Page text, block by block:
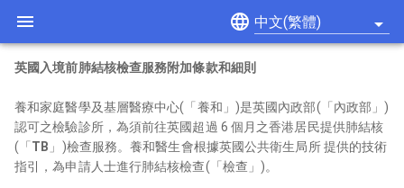
language 中文(繁體)
英國入境前肺結核檢查服務附加條款和細則
養和家庭醫學及基層醫療中心(「養和」)是英國內政部(「內政部」)
認可之檢驗診所，為須前往英國超過 6 個月之香港居民提供肺結核
(「 TB 」)檢查服務。養和醫生會根據英國公共衛生局所 提供的技術
指引，為申請人士進行肺結核檢查(「檢查」)。